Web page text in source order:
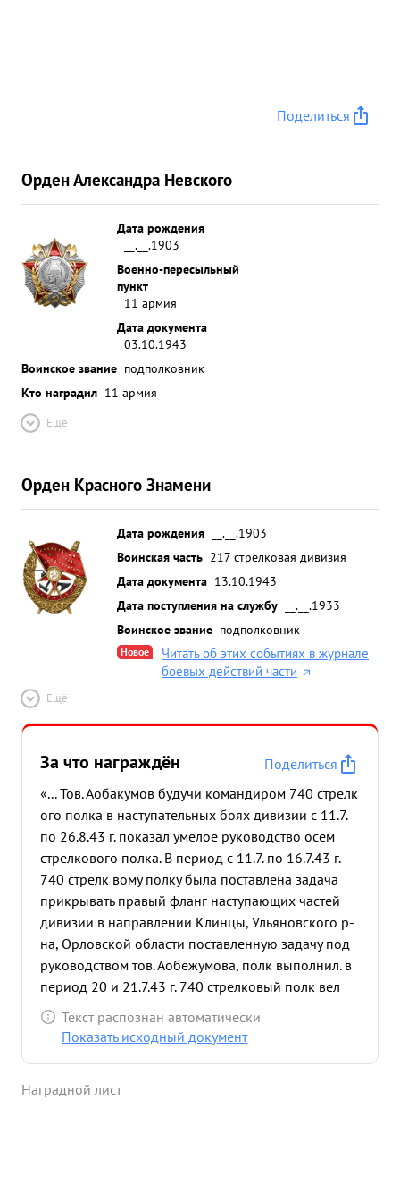
Поделиться
Орден Александра Невского
Дата рождения
__.__.1903
Военно-пересыльный
пункт
11 армия
Дата документа
03.10.1943
Воинское звание подполковник
Кто наградил 11 армия
Ещё
Орден Красного Знамени
Дата рождения
__.__.1903
Воинская часть 217 стрелковая дивизия
Дата документа 13.10.1943
Дата поступления на службу
__.__.1933
Воинское звание подполковник
Новое
Читать об этих событиях в журнале
боевых действий части
Ещё
За что награждён
Поделиться
«... Тов. Аобакумов будучи командиром 740 стрелк
ого полка в наступательных боях дивизии с 11.7.
по 26.8.43 г. показал умелое руководство осем
стрелкового полка. В период с 11.7. по 16.7.43 г.
740 стрелк вому полку была поставлена задача
прикрывать правый фланг наступающих частей
дивизии в направлении Клинцы, Ульяновского р-
на, Орловской области поставленную задачу под
руководством тов. Аобежумова, полк выполнил. в
период 20 и 21.7.43 г. 740 стрелковый полк вел
активные боевые действия в р-не д. Красниково,
Знаменского р-на, Орловской области, отражая
силой до 30 танков при поддержке до 2-х рот
Текст распознан автоматически
Показать исходный документ
Наградной лист